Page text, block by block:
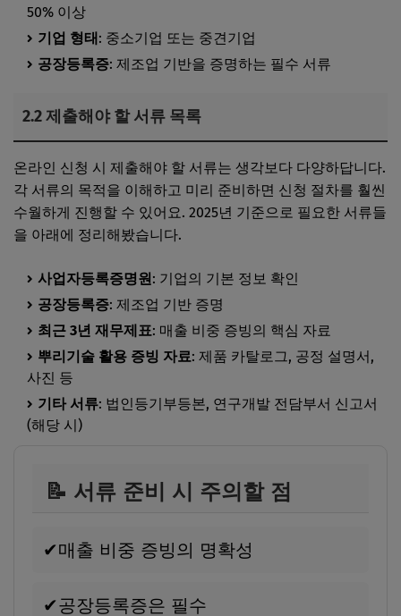
50% 이상
기업 형태: 중소기업 또는 중견기업
공장등록증: 제조업 기반을 증명하는 필수 서류
2.2 제출해야 할 서류 목록
온라인 신청 시 제출해야 할 서류는 생각보다 다양하답니다.
각 서류의 목적을 이해하고 미리 준비하면 신청 절차를 훨씬
수월하게 진행할 수 있어요. 2025년 기준으로 필요한 서류들
을 아래에 정리해봤습니다.
사업자등록증명원: 기업의 기본 정보 확인
공장등록증: 제조업 기반 증명
최근 3년 재무제표: 매출 비중 증빙의 핵심 자료
뿌리기술 활용 증빙 자료: 제품 카탈로그, 공정 설명서,
사진 등
기타 서류: 법인등기부등본, 연구개발 전담부서 신고서
(해당 시)
📝 서류 준비 시 주의할 점
✔매출 비중 증빙의 명확성
✔공장등록증은 필수